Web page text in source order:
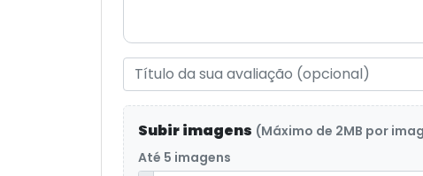
Subir imagens (Máximo de 2MB por
Até 5 imagens